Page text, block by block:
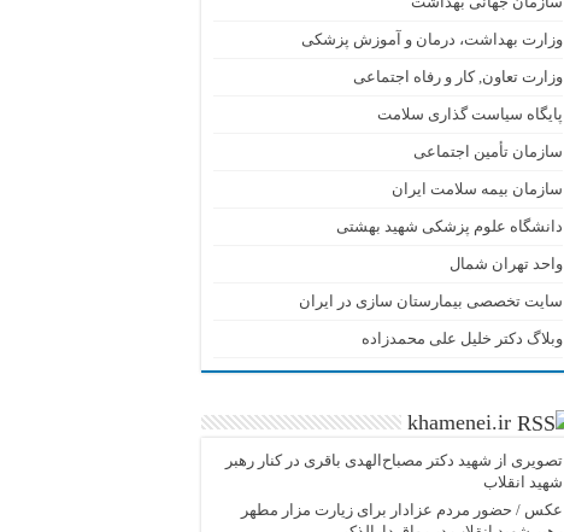
وزارت بهداشت، درمان و آموزش پزشکی
وزارت تعاون, کار و رفاه اجتماعی
پایگاه سیاست گذاری سلامت
سازمان تأمین اجتماعی
سازمان بیمه سلامت ایران
دانشگاه علوم پزشکی شهید بهشتی
واحد تهران شمال
سایت تخصصی بیمارستان سازی در ایران
وبلاگ دکتر خلیل علی محمدزاده
khamenei.ir
تصویری از شهید دکتر مصباح‌الهدی باقری در کنار رهبر
شهید انقلاب
عکس / حضور مردم عزادار برای زیارت مزار مطهر